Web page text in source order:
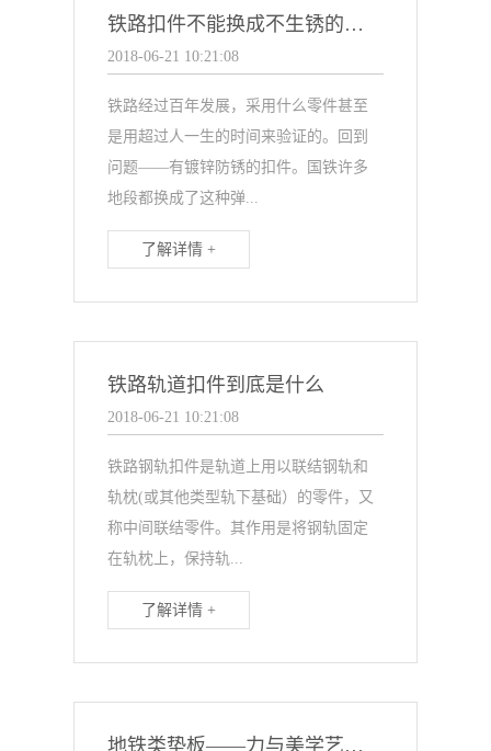
铁路扣件不能换成不生锈的原因
2018-06-21 10:21:08
铁路经过百年发展，采用什么零件甚至
是用超过人一生的时间来验证的。回到
问题——有镀锌防锈的扣件。国铁许多
地段都换成了这种弹...
了解详情 +
铁路轨道扣件到底是什么
2018-06-21 10:21:08
铁路钢轨扣件是轨道上用以联结钢轨和
轨枕(或其他类型轨下基础）的零件，又
称中间联结零件。其作用是将钢轨固定
在轨枕上，保持轨...
了解详情 +
地铁类垫板——力与美学艺术化